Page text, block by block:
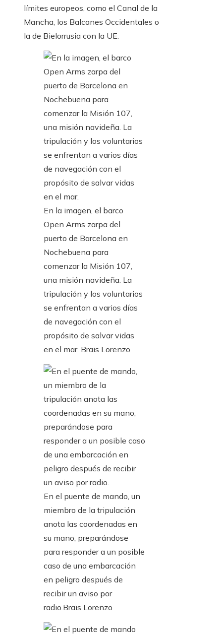
límites europeos, como el Canal de la
Mancha, los Balcanes Occidentales o
la de Bielorrusia con la UE.
En la imagen, el barco
Open Arms zarpa del
puerto de Barcelona en
Nochebuena para
comenzar la Misión 107,
una misión navideña. La
tripulación y los voluntarios
se enfrentan a varios días
de navegación con el
propósito de salvar vidas
en el mar. Brais Lorenzo
En el puente de mando, un
miembro de la tripulación
anota las coordenadas en
su mano, preparándose
para responder a un posible
caso de una embarcación
en peligro después de
recibir un aviso por
radio.Brais Lorenzo